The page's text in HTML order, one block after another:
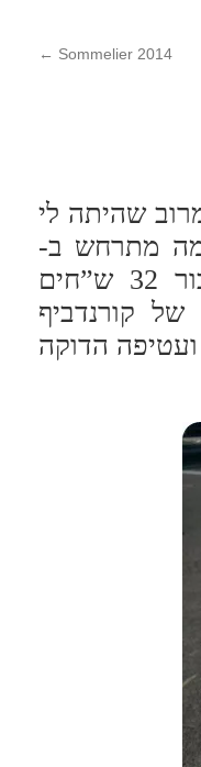
Sommelier 2014
←
שהיתה לי
מה מתרחש ב-
BertiBeef באזור התעשיה של כפר סבא. בעבור 32 ש”חים
– סנגוויץ' עם 120 גרם של קורנדביף
הדוקה